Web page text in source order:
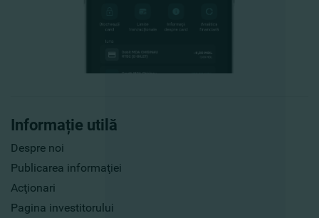
Informație utilă
Despre noi
Publicarea informaţiei
Acţionari
Pagina investitorului